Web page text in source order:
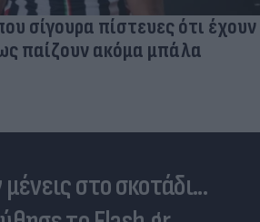
σαρώνει την Ευρώπη:
& έκτακτα μέτρα σε πολλές
μένεις στο σκοτάδι...